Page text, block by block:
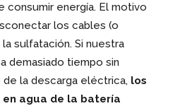
consumir energía. El motivo
los cables (o
sulfatación. Si nuestra
demasiado tiempo sin
de la descarga eléctrica, los
agua de la batería